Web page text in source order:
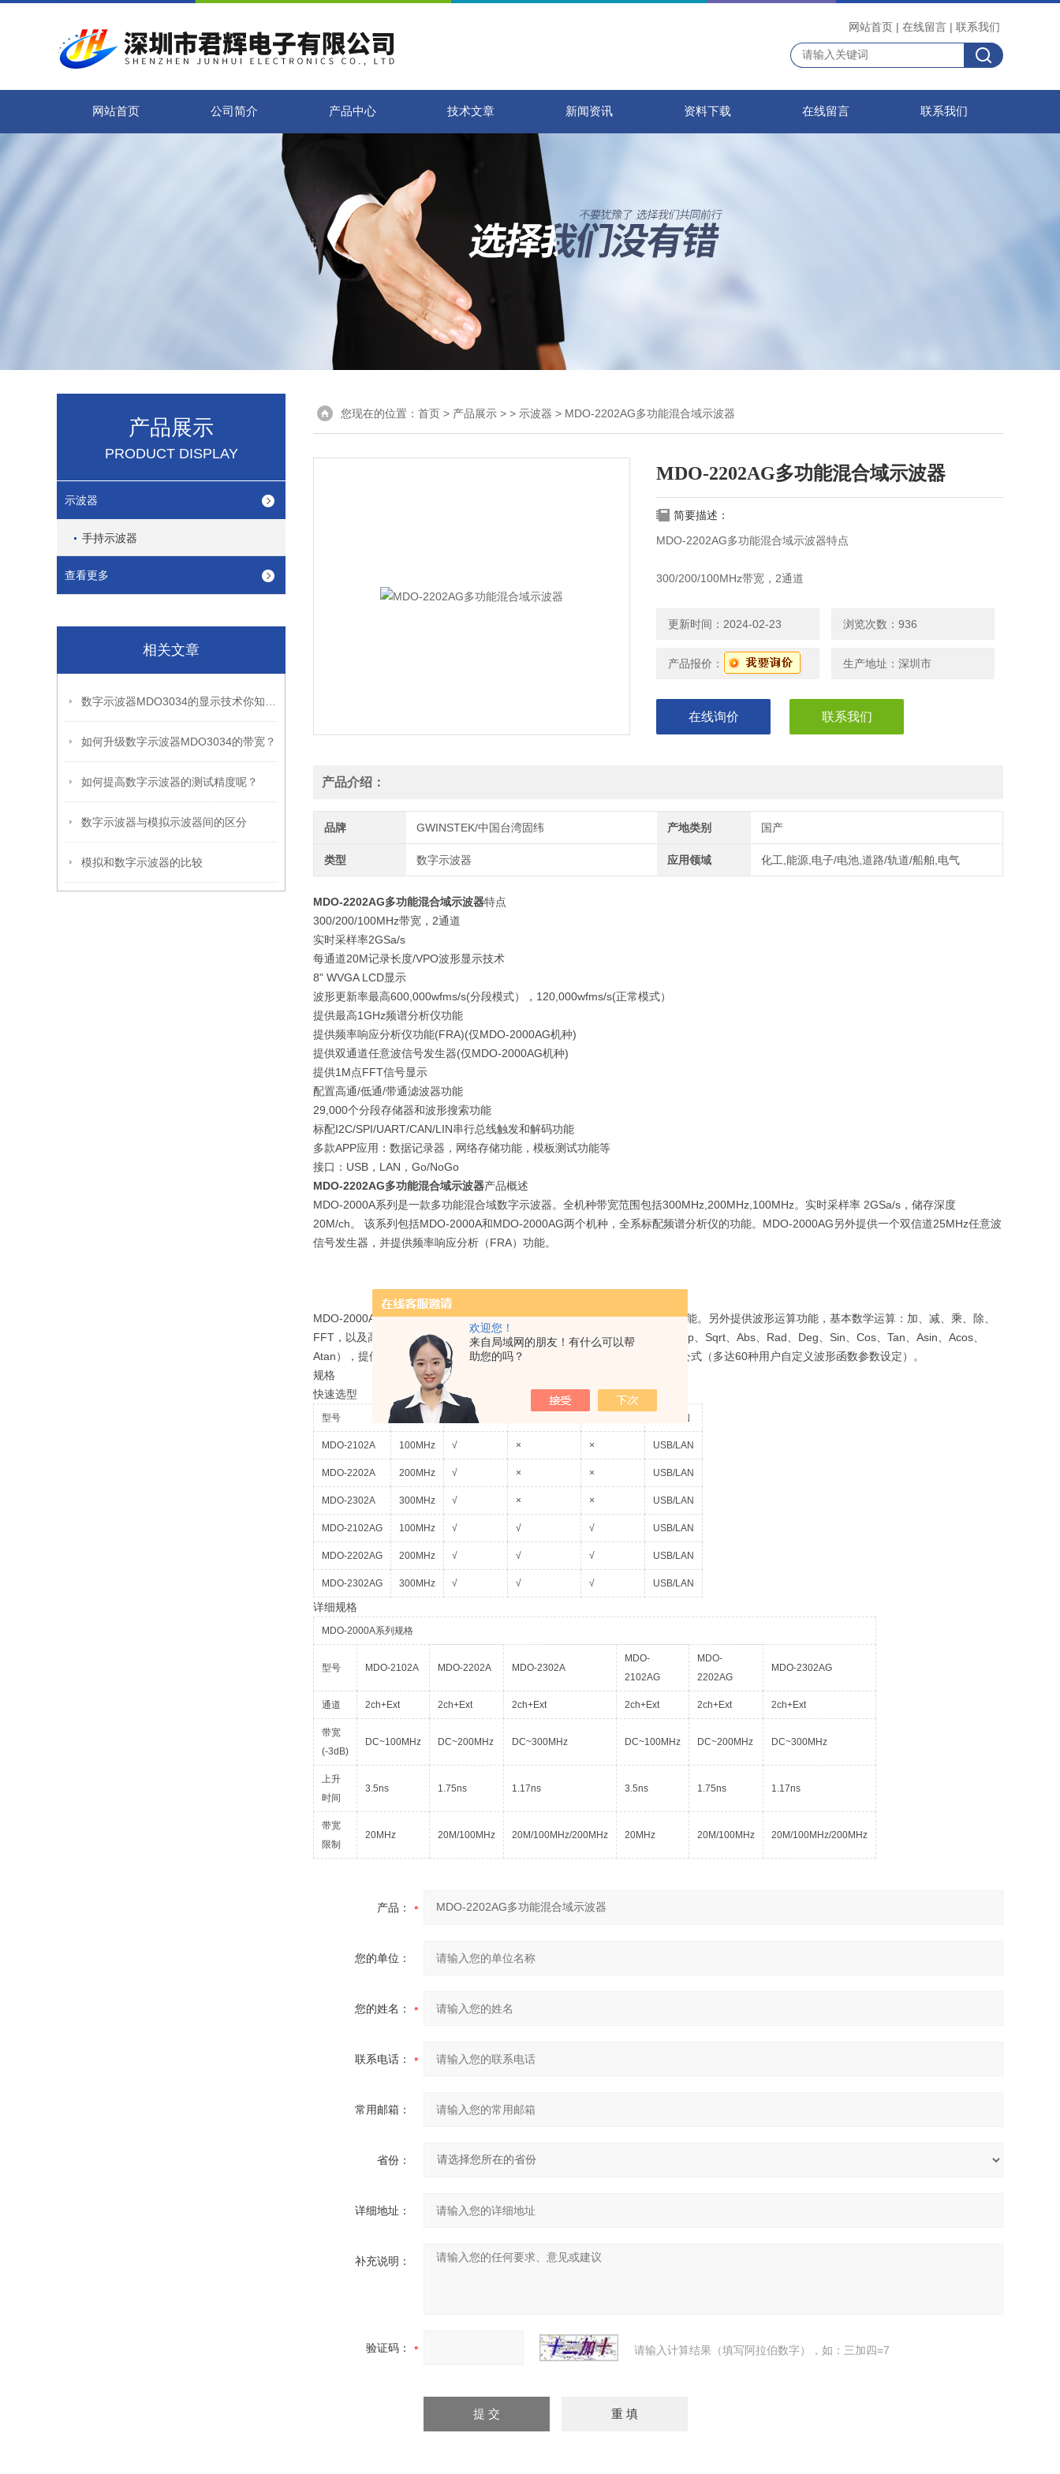
欢迎您！
来自局域网的朋友！有什么可以帮
助您的吗？
网站首页 | 在线留言 | 联系我们
网站首页 公司简介 产品中心 技术文章 新闻资讯 资料下载 在线留言 联系我们
产品展示
PRODUCT DISPLAY
示波器
手持示波器
查看更多
相关文章
如何升级数字示波器MDO3034的带宽？
如何提高数字示波器的测试精度呢？
数字示波器与模拟示波器间的区分
模拟和数字示波器的比较
您现在的位置： 首页 > 产品展示 > > 示波器 > MDO-2202AG多功能混合域示波器
MDO-2202AG多功能混合域示波器
简要描述：
MDO-2202AG多功能混合域示波器特点
300/200/100MHz带宽，2通道
实时采样率2GSa/s
每通道20M记录长度/VPO波形显示技术
更新时间：2024-02-23 浏览次数：936
产品报价： 生产地址：深圳市
在线询价 联系我们
产品介绍：
品牌 GWINSTEK/中国台湾固纬 产地类别 国产
类型 数字示波器 应用领域 化工,能源,电子/电池,道路/轨道/船舶,电气
MDO-2202AG多功能混合域示波器特点
300/200/100MHz带宽，2通道
实时采样率2GSa/s
每通道20M记录长度/VPO波形显示技术
8" WVGA LCD显示
波形更新率最高600,000wfms/s(分段模式），120,000wfms/s(正常模式）
提供最高1GHz频谱分析仪功能
提供频率响应分析仪功能(FRA)(仅MDO-2000AG机种)
提供双通道任意波信号发生器(仅MDO-2000AG机种)
提供1M点FFT信号显示
配置高通/低通/带通滤波器功能
29,000个分段存储器和波形搜索功能
标配I2C/SPI/UART/CAN/LIN串行总线触发和解码功能
多款APP应用：数据记录器，网络存储功能，模板测试功能等
接口：USB，LAN，Go/NoGo
MDO-2202AG多功能混合域示波器产品概述
MDO-2000A系列是一款多功能混合域数字示波器。全机种带宽范围包括300MHz,200MHz,100MHz。实时采样率 2GSa/s，储存深度
20M/ch。 该系列包括MDO-2000A和MDO-2000AG两个机种，全系标配频谱分析仪的功能。MDO-2000AG另外提供一个双信道25MHz任意波
信号发生器，并提供频率响应分析（FRA）功能。
MDO-2000A系列示波器提供38项自动测量参数可选择，实现多种专属量测功能。另外提供波形运算功能，基本数学运算：加、减、乘、除、
FFT，以及高级数学运算，提供15种高级函数运算（Intg、Diff、log、Ln、Exp、Sqrt、Abs、Rad、Deg、Sin、Cos、Tan、Asin、Acos、
Atan），提供函数/变量/数值/运算符/测量值等为基础的用户自定义数学函数公式（多达60种用户自定义波形函数参数设定）。
规格
快速选型
型号 频谱分析仪 标配接口
MDO-2102A 100MHz √ × × USB/LAN
MDO-2202A 200MHz √ × × USB/LAN
MDO-2302A 300MHz √ × × USB/LAN
MDO-2102AG 100MHz √ √ √ USB/LAN
MDO-2202AG 200MHz √ √ √ USB/LAN
MDO-2302AG 300MHz √ √ √ USB/LAN
详细规格
MDO-2000A系列规格
型号 MDO-2102A MDO-2202A MDO-2302A
MDO-
2102AG
MDO-
2202AG
MDO-2302AG
通道 2ch+Ext 2ch+Ext 2ch+Ext 2ch+Ext 2ch+Ext 2ch+Ext
带宽
(-3dB)
DC~100MHz DC~200MHz DC~300MHz DC~100MHz DC~200MHz DC~300MHz
上升
时间
3.5ns 1.75ns 1.17ns 3.5ns 1.75ns 1.17ns
带宽
限制
20MHz 20M/100MHz 20M/100MHz/200MHz 20MHz 20M/100MHz 20M/100MHz/200MHz
产品：
您的单位：
您的姓名：
联系电话：
常用邮箱：
省份：
详细地址：
补充说明：
验证码： 请输入计算结果（填写阿拉伯数字），如：三加四=7